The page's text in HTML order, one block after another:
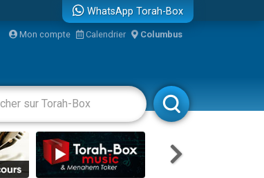
WhatsApp Torah-Box
Mon compte Calendrier Columbus
Livres Rabbanim